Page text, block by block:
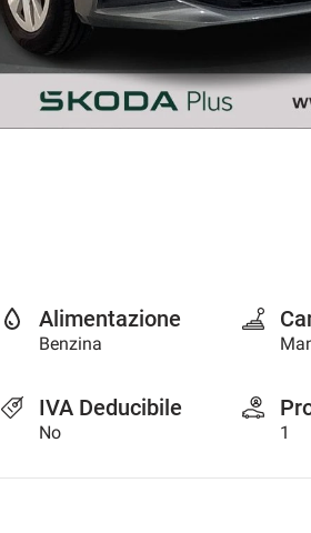
Alimentazione
Benzina
IVA Deducibile
No 1